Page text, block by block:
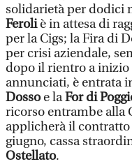
solidarietà per dodici
Feroliè in attesa di
per la Cigs; la Fira di
per crisi aziendale,
dopo il rientro a
annunciati, è entrata
Dossoe laFor di
ricorso entrambe alla
applicherà il
giugno, cassa
Ostellato.